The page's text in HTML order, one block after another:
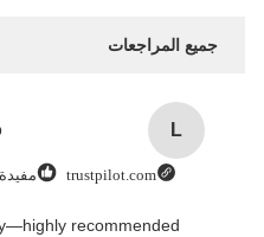
جميع المراجعات
L
trustpilot.com مفيدة (5)
recommended.